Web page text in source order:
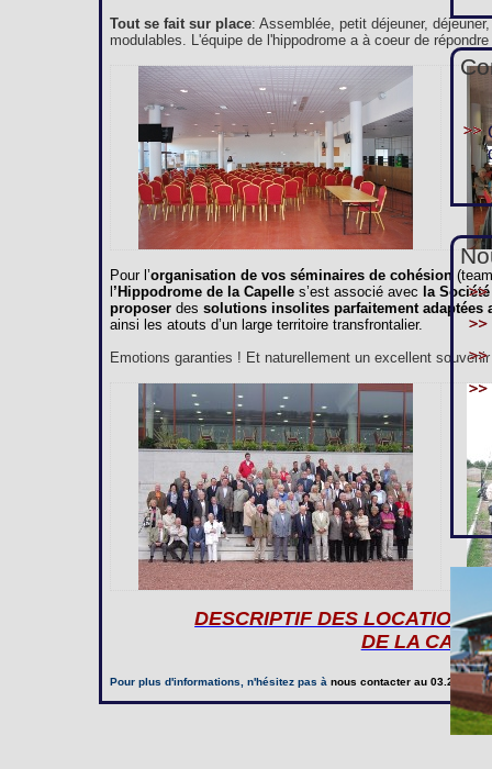
Tout se fait sur place: Assemblée, petit déjeuner,
modulables. L'équipe de l'hippodrome a à coeur de
Pour l’organisation de vos séminaires de cohésion
’Hippodrome de la Capelles’est associé avec la
proposer des solutions insolites parfaitement adaptées
ainsi les atouts d’un large territoire transfrontalier.
Emotions garanties ! Et naturellement un excellent
DESCRIPTIF DES LOCATIONS
DE LA
Pour plus d'informations, n'hésitez pas à nous contacterau